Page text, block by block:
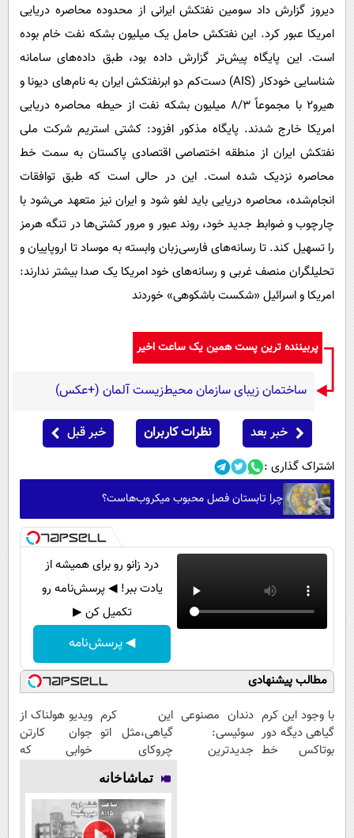
دیروز گزارش داد سومین نفتکش ایرانی از محدوده محاصره دریایی
امریکا عبور کرد. این نفتکش حامل یک میلیون بشکه نفت خام بوده
است. این پایگاه پیش‌تر گزارش داده بود، طبق داده‌های سامانه
شناسایی خودکار (AIS) دست‌کم دو ابرنفتکش ایران به نام‌های دیونا و
هیرو۲ با مجموعاً ۸/۳ میلیون بشکه نفت از حیطه محاصره دریایی
امریکا خارج شدند. پایگاه مذکور افزود: کشتی استریم شرکت ملی
نفتکش ایران از منطقه اختصاصی اقتصادی پاکستان به سمت خط
محاصره نزدیک شده است. این در حالی است که طبق توافقات
انجام‌شده، محاصره دریایی باید لغو شود و ایران نیز متعهد می‌شود با
چارچوب و ضوابط جدید خود، روند عبور و مرور کشتی‌ها در تنگه هرمز
را تسهیل کند. تا رسانه‌های فارسی‌زبان وابسته به موساد تا اروپاییان و
تحلیلگران منصف غربی و رسانه‌های خود امریکا یک صدا بیشتر ندارند:
امریکا و اسرائیل «شکست باشکوهی» خوردند
پربیننده ترین پست همین یک ساعت اخیر
ساختمان زیبای سازمان محیط‌زیست آلمان (+عکس)
خبر بعد نظرات کاربران خبر قبل
اشتراک گذاری :
چرا تابستان فصل محبوب میکروب‌هاست؟
درد زانو رو برای همیشه از
یادت ببر! ◀ پرسش‌نامه رو
تکمیل کن ▶
◀ پرسش‌نامه
مطالب پیشنهادی
با وجود این کرم
گیاهی دیگه دور
بوتاکس خط
دندان مصنوعی
سوئیسی:
جدیدترین
این کرم
گیاهی،مثل اتو
چروکای
پوستتوصاف
میکنه!50%تخفیف
ویدیو هولناک از
جوان کارتن
خوابی که
تماشاخانه